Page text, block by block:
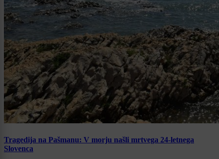
Tragedija na Pašmanu: V morju našli mrtvega 24-letnega
Slovenca